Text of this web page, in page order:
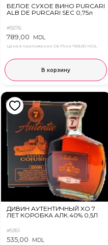
БЕЛОЕ СУХОЕ ВИНО PURCARI
ALB DE PURCARI SEC 0,75л
#5576
789,00 MDL
Цена в приложении Ok Flora 769,00 MDL
В корзину
ДИВИН АУТЕНТИЧНЫЙ XO 7
ЛЕТ КОРОБКА АЛК.40% 0,5Л
#5351
535,00 MDL